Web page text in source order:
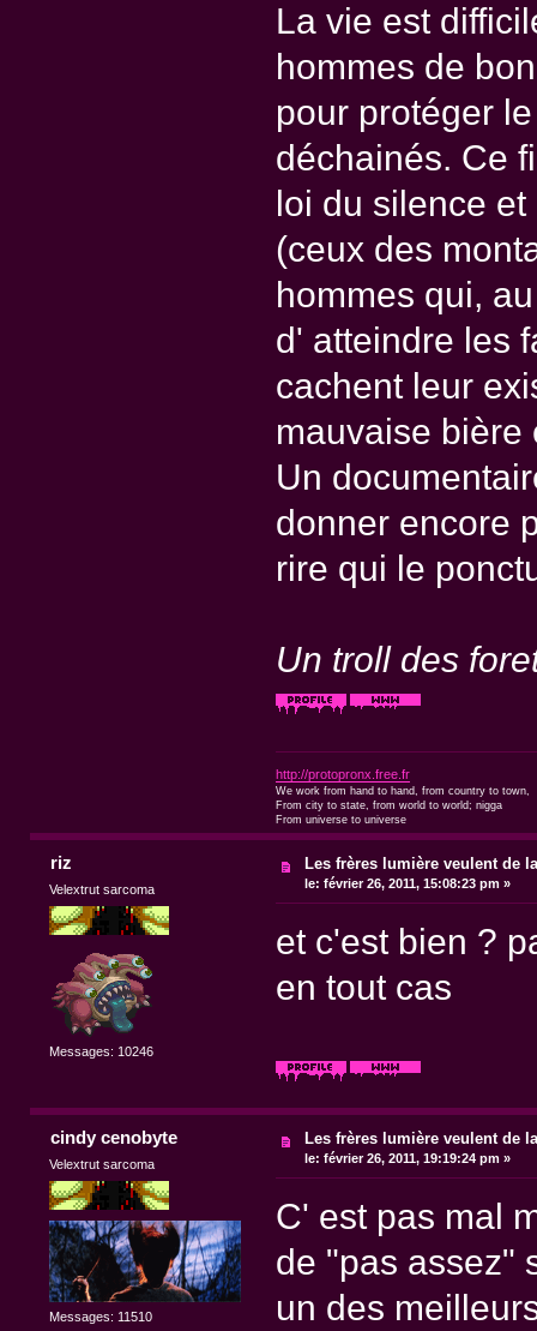
La vie est
hommes de
pour protéger
déchainés. Ce
loi du silence
(ceux des
hommes qui,
d' atteindre les
cachent leur
mauvaise bière
Un
donner encore
rire qui le
Un troll des
http://protopronx.free.fr
We work from hand to hand, from country to town,
From city to state, from world to world; nigga
From universe to universe
riz
Velextrut sarcoma
Messages: 10246
Les frères lumière veulent de
le: février 26, 2011, 15:08:23 pm »
et c'est bien ?
en tout cas
cindy cenobyte
Velextrut sarcoma
Messages: 11510
Les frères lumière veulent de
le: février 26, 2011, 19:19:24 pm »
C' est pas mal
de "pas assez"
un des